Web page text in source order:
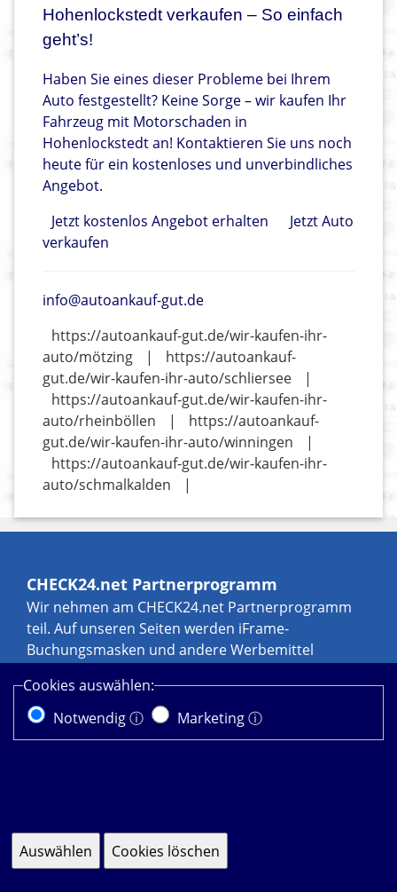
Hohenlockstedt verkaufen – So einfach
geht’s!
Haben Sie eines dieser Probleme bei Ihrem
Auto festgestellt? Keine Sorge – wir kaufen Ihr
Fahrzeug mit Motorschaden in
Hohenlockstedt an! Kontaktieren Sie uns noch
heute für ein kostenloses und unverbindliches
Angebot.
Jetzt kostenlos Angebot erhalten
Jetzt Auto
verkaufen
info@autoankauf-gut.de
https://autoankauf-gut.de/wir-kaufen-ihr-
auto/mötzing
|
https://autoankauf-
gut.de/wir-kaufen-ihr-auto/schliersee
|
https://autoankauf-gut.de/wir-kaufen-ihr-
auto/rheinböllen
|
https://autoankauf-
gut.de/wir-kaufen-ihr-auto/winningen
|
https://autoankauf-gut.de/wir-kaufen-ihr-
auto/schmalkalden
|
CHECK24.net Partnerprogramm
Wir nehmen am CHECK24.net Partnerprogramm
teil. Auf unseren Seiten werden iFrame-
Buchungsmasken und andere Werbemittel
zum Beispiel durch Leads und Sales, eine
Werbekostenerstattung erhalten können. Weitere
Informationen zur Datennutzung durch
Cookie-Einstellungen ändern
Cookies auswählen:
Notwendig ⓘ
Marketing ⓘ
Auswählen Cookies löschen